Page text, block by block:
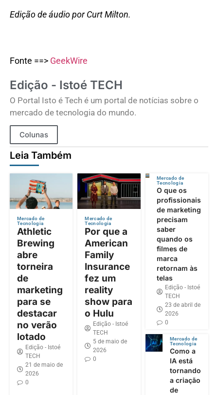
Edição de áudio por Curt Milton.
Fonte ==> GeekWire
Edição - Istoé TECH
O Portal Isto é Tech é um portal de notícias sobre o
mercado de tecnologia do mundo.
Colunas
Leia Também
Mercado de
Tecnologia
Athletic
Brewing
abre
torneira
de
marketing
para se
destacar
no verão
lotado
Edição - Istoé
TECH
21 de maio de
2026
0
Mercado de
Tecnologia
Por que a
American
Family
Insurance
fez um
reality
show para
o Hulu
Edição - Istoé
TECH
5 de maio de
2026
0
Mercado de
Tecnologia
O que os
profissionais
de marketing
precisam
saber
quando os
filmes de
marca
retornam às
telas
Edição - Istoé
TECH
23 de abril de
2026
0
Mercado de
Tecnologia
Como a
IA está
tornando
a criação
de